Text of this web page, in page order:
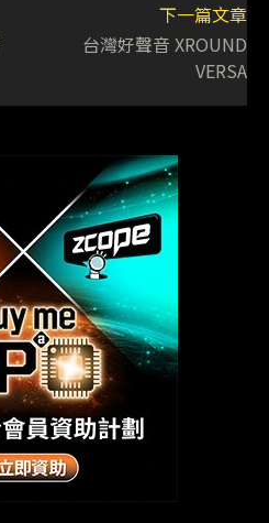
下一篇文章
台灣好聲音 XROUND
VERSA